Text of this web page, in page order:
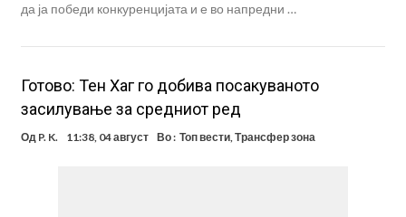
да ја победи конкуренцијата и е во напредни …
Готово: Тен Хаг го добива посакуваното
засилување за средниот ред
Од P. K. 11:38, 04 август Во : Топ вести,Трансфер зона